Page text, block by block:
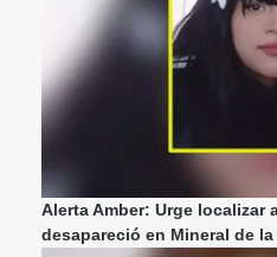
Alerta Amber: Urge localizar
desapareció en Mineral de la